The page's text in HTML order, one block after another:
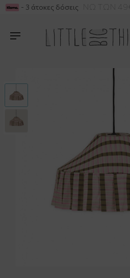
ΓΙΑ ΑΓΟΡΕΣ ΑΝΩ ΤΩΝ 49€
- 3 άτοκες δόσεις